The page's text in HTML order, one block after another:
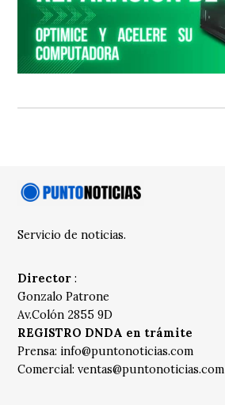
Servicio de noticias.
Director :
Gonzalo Patrone
Av.Colón 2855 9D
REGISTRO DNDA en trámite
Prensa: info@puntonoticias.com
Comercial:ventas@puntonoticias.com